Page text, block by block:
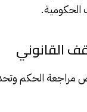
الحكومية.
القانوني
مراجعة الحكم